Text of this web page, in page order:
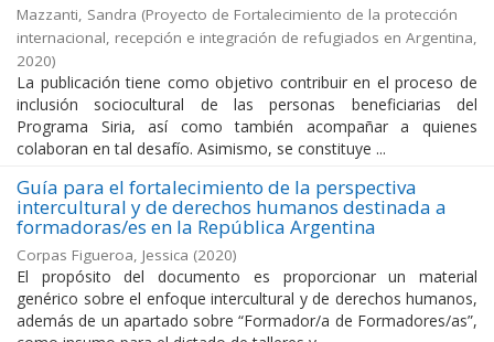
Mazzanti, Sandra (Proyecto de Fortalecimiento de la protección
internacional, recepción e integración de refugiados en Argentina,
2020)
La publicación tiene como objetivo contribuir en el proceso de
inclusión sociocultural de las personas beneficiarias del
Programa Siria, así como también acompañar a quienes
colaboran en tal desafío. Asimismo, se constituye ...
Guía para el fortalecimiento de la perspectiva
intercultural y de derechos humanos destinada a
formadoras/es en la República Argentina
Corpas Figueroa, Jessica (2020)
El propósito del documento es proporcionar un material
genérico sobre el enfoque intercultural y de derechos humanos,
además de un apartado sobre “Formador/a de Formadores/as”,